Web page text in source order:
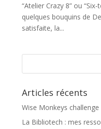
“Atelier Crazy 8” ou
quelques bouquins de
satisfaite, la...
Articles récents
Wise Monkeys
La Bibliotech : mes